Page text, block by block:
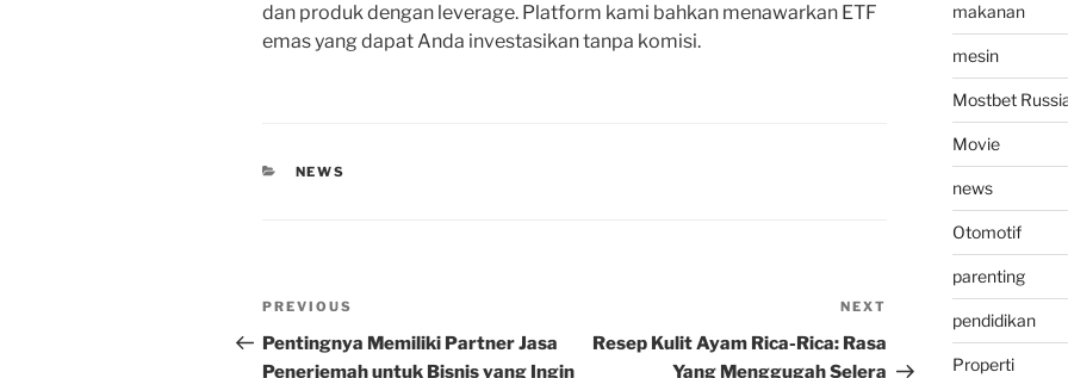
dan produk dengan leverage. Platform kami bahkan menawarkan ETF
emas yang dapat Anda investasikan tanpa komisi.
CATEGORIES
NEWS
Post
navigation
Previous
Post
PREVIOUS
Pentingnya Memiliki Partner Jasa
Penerjemah untuk Bisnis yang Ingin
NEXT
Resep Kulit Ayam Rica-Rica: Rasa
Yang Menggugah Selera
makanan
mesin
Mostbet
Movie
news
Otomotif
parenting
pendidikan
Properti